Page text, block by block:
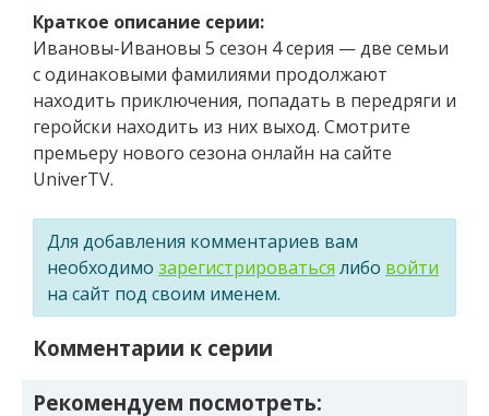
Краткое описание серии:
Ивановы-Ивановы 5 сезон 4 серия — две семьи
с одинаковыми фамилиями продолжают
находить приключения, попадать в передряги и
геройски находить из них выход. Смотрите
премьеру нового сезона онлайн на сайте
UniverTV.
Для добавления комментариев вам
необходимо зарегистрироваться либо войти
на сайт под своим именем.
Комментарии к серии
Рекомендуем посмотреть: